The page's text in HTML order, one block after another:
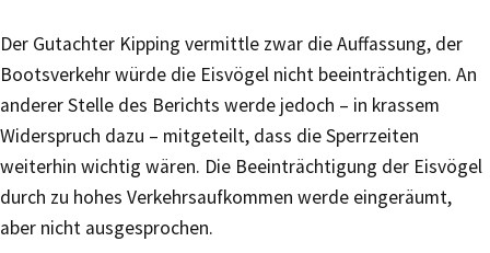
Der Gutachter Kipping vermittle zwar die Auffassung, der
Bootsverkehr würde die Eisvögel nicht beeinträchtigen. An
anderer Stelle des Berichts werde jedoch – in krassem
Widerspruch dazu – mitgeteilt, dass die Sperrzeiten
weiterhin wichtig wären. Die Beeinträchtigung der Eisvögel
durch zu hohes Verkehrsaufkommen werde eingeräumt,
aber nicht ausgesprochen.